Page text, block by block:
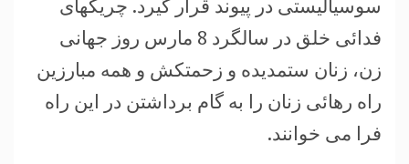
سوسیالیستی در پیوند قرار گیرد. چریکهای
فدائی خلق در سالگرد 8 مارس روز جهانی
زن، زنان ستمدیده و زحمتکش و همه مبارزین
راه رهائی زنان را به گام برداشتن در این راه
فرا می خوانند.